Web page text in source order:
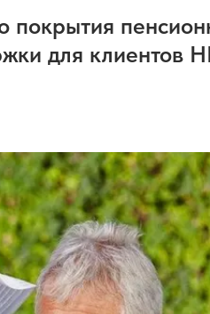
покрытия
для клиентов